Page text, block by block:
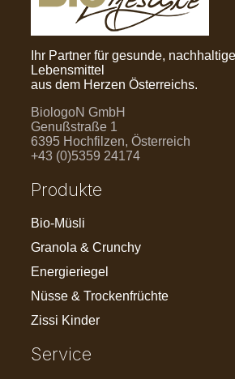
Ihr Partner für gesunde,
Lebensmittel
aus dem Herzen Österreichs.
BiologoN GmbH
Genußstraße 1
6395 Hochfilzen, Österreich
+43 (0)5359 24174
Produkte
Bio-Müsli
Granola & Crunchy
Energieriegel
Nüsse & Trockenfrüchte
Zissi Kinder
Service